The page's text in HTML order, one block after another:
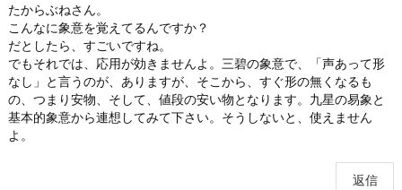
たからぶねさん。
こんなに象意を覚えてるんですか？
だとしたら、すごいですね。
でもそれでは、応用が効きませんよ。三碧の象意で、「声あって形
なし」と言うのが、ありますが、そこから、すぐ形の無くなるも
の、つまり安物、そして、値段の安い物となります。九星の易象と
基本的象意から連想してみて下さい。そうしないと、使えません
よ。
返信